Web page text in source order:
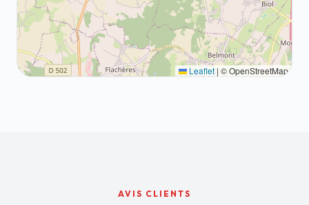
Leaflet | © OpenStreetMap
AVIS CLIENTS